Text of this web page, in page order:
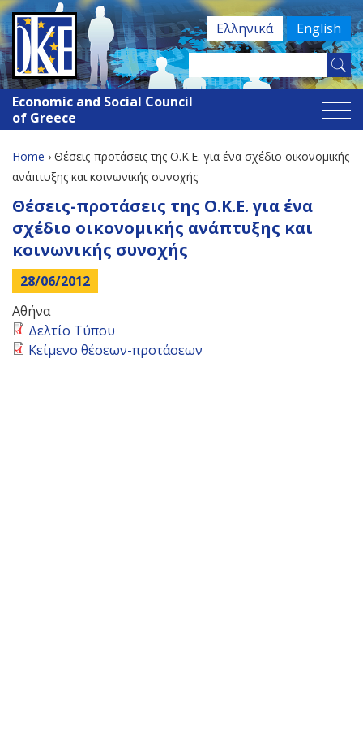
Jump
to
navigation
Economic and Social Council
of Greece
Ελληνικά English
Search
form
this
site
You
are
here
Home › Θέσεις-προτάσεις της Ο.Κ.Ε. για ένα σχέδιο οικονομικής
ανάπτυξης και κοινωνικής συνοχής
Back
to
top
Θέσεις-προτάσεις της Ο.Κ.Ε. για ένα
σχέδιο οικονομικής ανάπτυξης και
κοινωνικής συνοχής
28/06/2012
Αθήνα
Δελτίο Τύπου
Κείμενο θέσεων-προτάσεων